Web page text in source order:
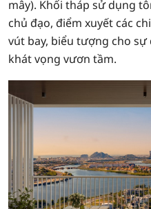
mây). Khối tháp sử dụng
chủ đạo, điểm xuyết các
vút bay, biểu tượng cho
khát vọng vươn tầm.